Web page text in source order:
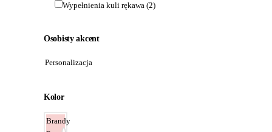
Wypełnienia kuli rękawa (2)
Osobisty akcent
Personalizacja
Kolor
Brandy